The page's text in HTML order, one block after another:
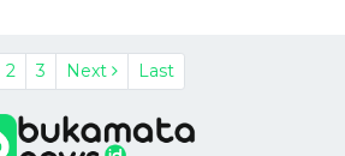
2 3 Next Last